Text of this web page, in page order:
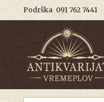
Podrška 091 762 7441